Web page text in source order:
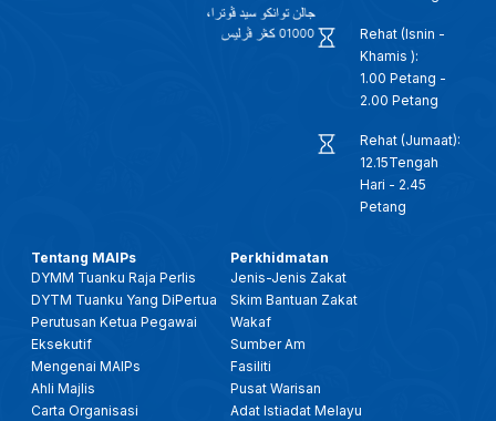
Rehat (Isnin -
Khamis ):
1.00 Petang -
2.00 Petang
Rehat (Jumaat):
12.15Tengah
Hari - 2.45
Petang
Tentang MAIPs
DYMM Tuanku Raja Perlis
DYTM Tuanku Yang DiPertua
Perutusan Ketua Pegawai
Eksekutif
Mengenai MAIPs
Ahli Majlis
Carta Organisasi
Perkhidmatan
Jenis-Jenis Zakat
Skim Bantuan Zakat
Wakaf
Sumber Am
Fasiliti
Pusat Warisan
Adat Istiadat Melayu